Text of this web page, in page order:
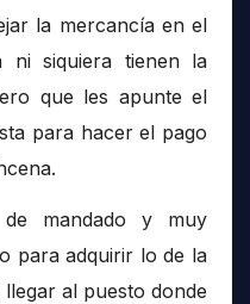
la mercancía en el
ni siquiera tienen la
que les apunte el
para hacer el pago
mandado y muy
para adquirir lo de la
al puesto donde